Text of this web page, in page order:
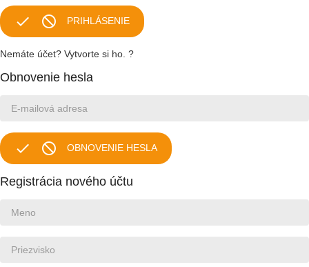
  PRIHLÁSENIE
Nemáte účet? Vytvorte si ho. ?
Obnovenie hesla
  OBNOVENIE HESLA
Registrácia nového účtu